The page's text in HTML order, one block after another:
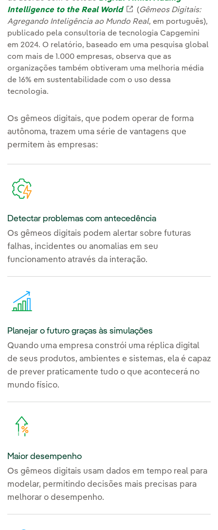
Intelligence to the Real World
Enlace externo, se
(Gêmeos Digitais:
Agregando Inteligência ao Mundo Real, em português),
publicado pela consultoria de tecnologia Capgemini
em 2024. O relatório, baseado em uma pesquisa global
com mais de 1.000 empresas, observa que as
organizações também obtiveram uma melhoria média
de 16% em sustentabilidade com o uso dessa
tecnologia.
Os gêmeos digitais, que podem operar de forma
autônoma, trazem uma série de vantagens que
permitem às empresas:
Detectar problemas com antecedência
Os gêmeos digitais podem alertar sobre futuras
falhas, incidentes ou anomalias em seu
funcionamento através da interação.
Planejar o futuro graças às simulações
Quando uma empresa constrói uma réplica digital
de seus produtos, ambientes e sistemas, ela é capaz
de prever praticamente tudo o que acontecerá no
mundo físico.
Maior desempenho
Os gêmeos digitais usam dados em tempo real para
modelar, permitindo decisões mais precisas para
melhorar o desempenho.